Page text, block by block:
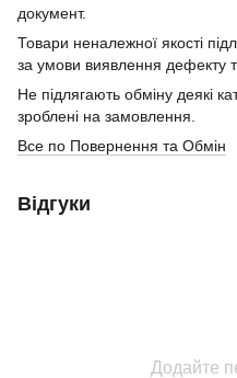
документ.
Товари неналежної якості
за умови виявлення дефекту
Не підлягають обміну деякі
зроблені на замовлення.
Все по Повернення та Обмін
Відгуки
Додайте